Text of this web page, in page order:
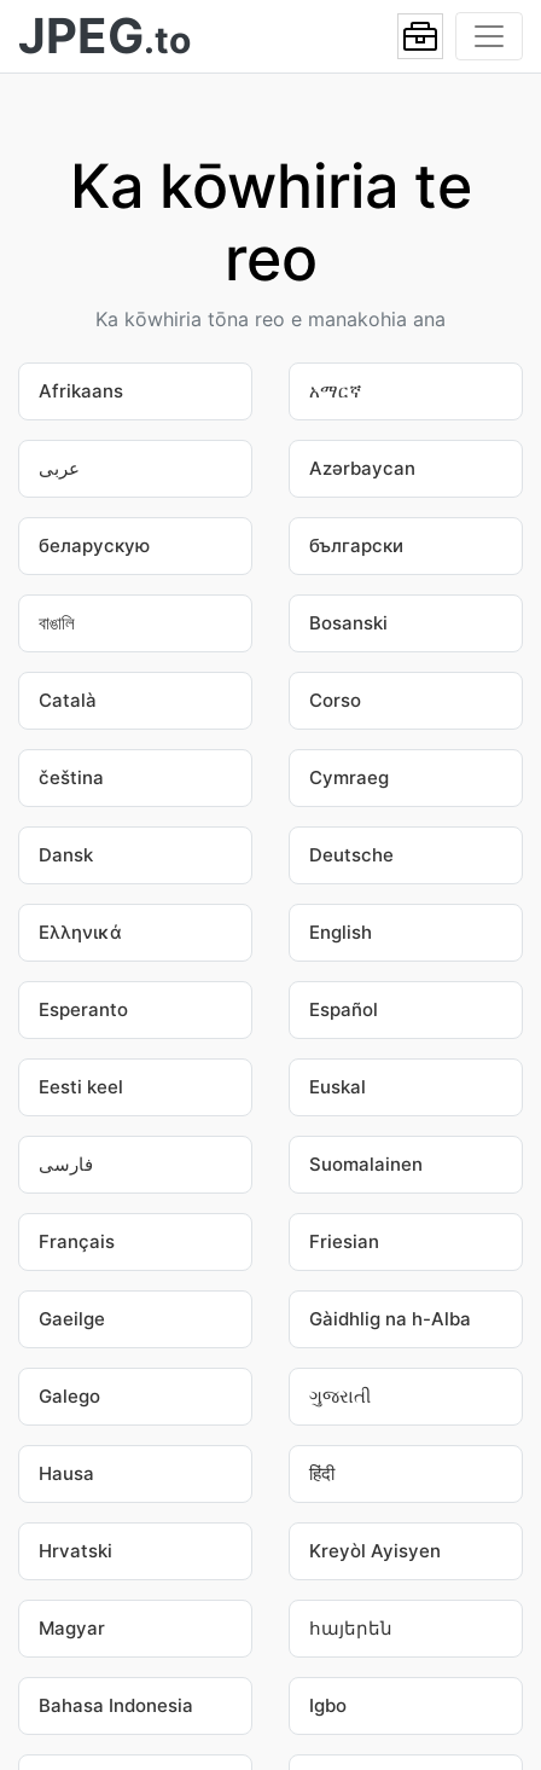
JPEG.to
Ka kōwhiria te
reo
Ka kōwhiria tōna reo e manakohia ana
Afrikaans አማርኛ
عربى Azərbaycan
беларускую български
বাঙালি Bosanski
Català Corso
čeština Cymraeg
Dansk Deutsche
Ελληνικά English
Esperanto Español
Eesti keel Euskal
فارسی Suomalainen
Français Friesian
Gaeilge Gàidhlig na h-Alba
Galego ગુજરાતી
Hausa हिंदी
Hrvatski Kreyòl Ayisyen
Magyar հայերեն
Bahasa Indonesia Igbo